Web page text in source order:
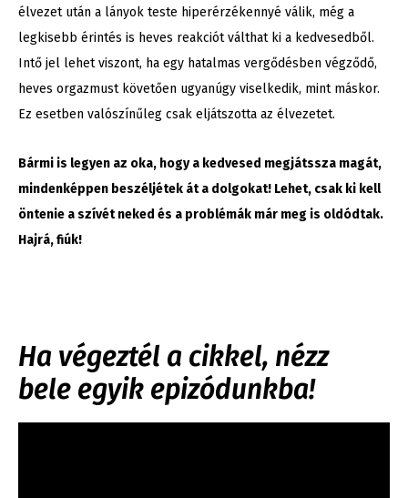
élvezet után a lányok teste hiperérzékennyé válik, még a
legkisebb érintés is heves reakciót válthat ki a kedvesedből.
Intő jel lehet viszont, ha egy hatalmas vergődésben végződő,
heves orgazmust követően ugyanúgy viselkedik, mint máskor.
Ez esetben valószínűleg csak eljátszotta az élvezetet.
Bármi is legyen az oka, hogy a kedvesed megjátssza magát,
mindenképpen beszéljétek át a dolgokat! Lehet, csak ki kell
öntenie a szívét neked és a problémák már meg is oldódtak.
Hajrá, fiúk!
Ha végeztél a cikkel, nézz
bele egyik epizódunkba!